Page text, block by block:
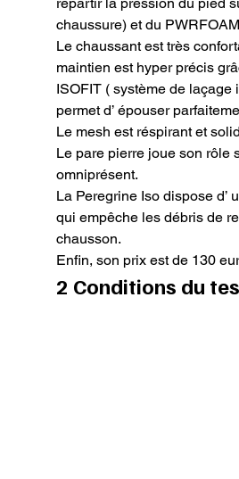
chaussure) et du
Le chaussant est très
maintien est hyper précis
ISOFIT ( système de laçage
permet d’ épouser
Le mesh est réspirant et
Le pare pierre joue son rôle
omniprésent.
La Peregrine Iso dispose d’
qui empêche les débris de
chausson.
Enfin, son prix est de 130
2 Conditions du